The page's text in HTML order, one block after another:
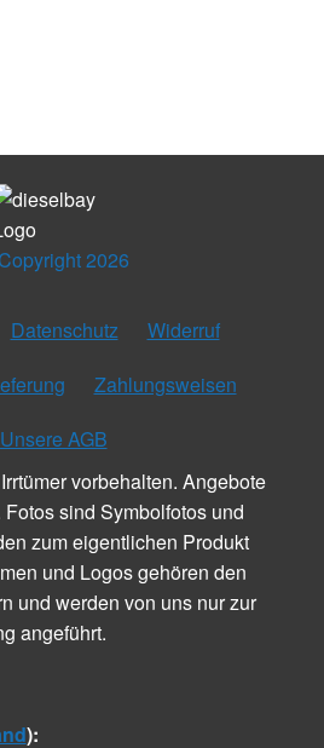
2026
Datenschutz
Widerruf
Zahlungsweisen
Unsere AGB
vorbehalten. Angebote
sind Symbolfotos und
zum eigentlichen Produkt
und Logos gehören den
und werden von uns nur zur
angeführt.
):